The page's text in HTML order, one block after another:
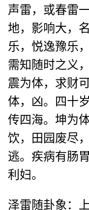
声雷，或春雷
地，影响大，
乐，悦逸豫乐
需知随时之义
震为体，求财
体，凶。四十
传四海。坤为
饮，田园废尽
逃。疾病有肠
利妇。
泽雷随卦象：